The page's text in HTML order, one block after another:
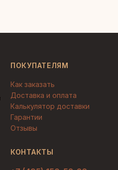
ПОКУПАТЕЛЯМ
Как заказать
Доставка и оплата
Калькулятор доставки
Гарантии
Отзывы
КОНТАКТЫ